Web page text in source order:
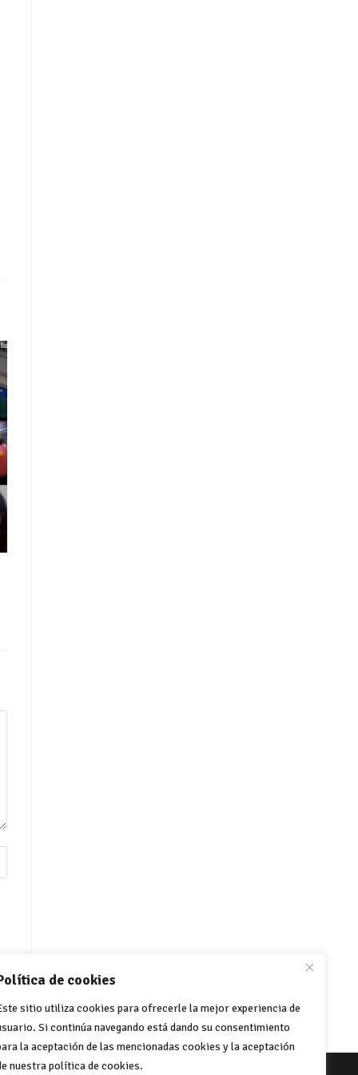
de cookies
sitio utiliza cookies para ofrecerle la mejor experiencia de
Si continúa navegando está dando su consentimiento
la aceptación de las mencionadas cookies y la aceptación
nuestra política de cookies.